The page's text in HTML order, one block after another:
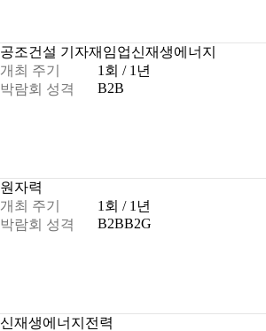
공조건설 기자재 임업신재생에너지
개최 주기
1회 / 1년
박람회 성격
B2B
원자력
개최 주기
1회 / 1년
박람회 성격
B2BB2G
신재생에너지 전력